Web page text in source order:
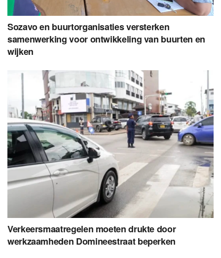
Sozavo en buurtorganisaties versterken
samenwerking voor ontwikkeling van buurten en
wijken
Verkeersmaatregelen moeten drukte door
werkzaamheden Domineestraat beperken